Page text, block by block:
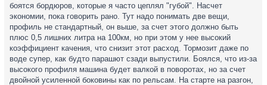
боятся бордюров, которые я часто цеплял "губой". Насчет
экономии, пока говорить рано. Тут надо понимать две вещи,
профиль не стандартный, он выше, за счет этого должно быть
плюс 0,5 лишних литра на 100км, но при этом у нее высокий
коэффициент качения, что снизит этот расход. Тормозит даже по
воде супер, как будто парашют сзади выпустили. Боялся, что из-за
высокого профиля машина будет валкой в поворотах, но за счет
двойной усиленной боковины как по рельсам. На старте на разгон,